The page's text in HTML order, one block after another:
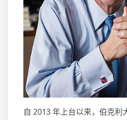
自 2013 年上台以来，伯克利